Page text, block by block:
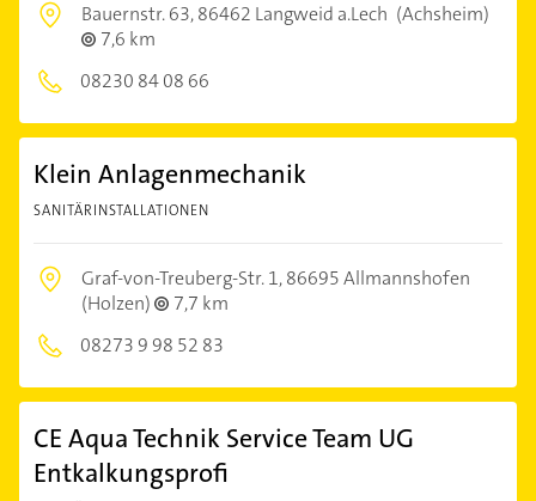
Bauernstr. 63,86462 Langweid a.Lech (Achsheim)
7,6 km
08230 84 08 66
Klein Anlagenmechanik
SANITÄRINSTALLATIONEN
Graf-von-Treuberg-Str. 1,86695 Allmannshofen
(Holzen)
7,7 km
08273 9 98 52 83
CE Aqua Technik Service Team UG
Entkalkungsprofi